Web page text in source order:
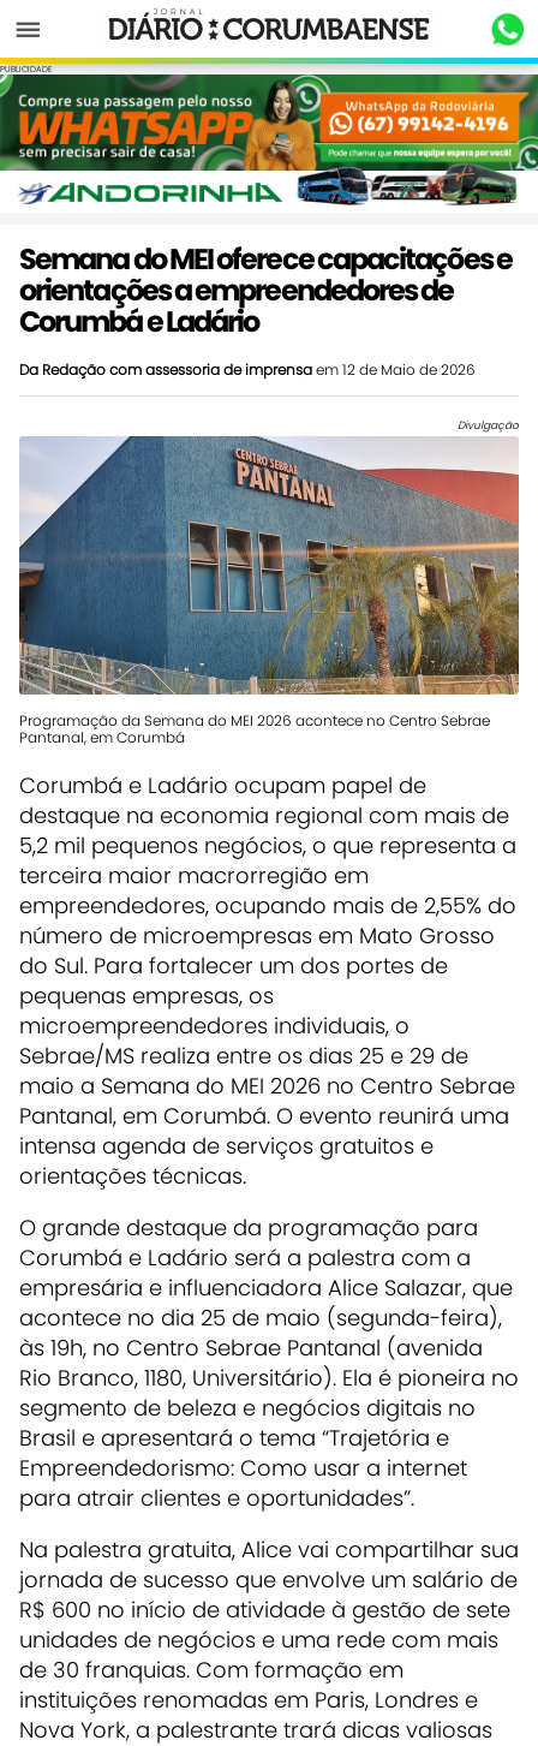
Menu
PUBLICIDADE
Semana do MEI oferece capacitações e
orientações a empreendedores de
Corumbá e Ladário
Da Redação com assessoria de imprensaem 12 de Maio de 2026
Divulgação
Programação da Semana do MEI 2026 acontece no Centro Sebrae
Pantanal, em Corumbá
Corumbá e Ladário ocupam papel de
destaque na economia regional com mais de
5,2 mil pequenos negócios, o que representa a
terceira maior macrorregião em
empreendedores, ocupando mais de 2,55% do
número de microempresas em Mato Grosso
do Sul. Para fortalecer um dos portes de
pequenas empresas, os
microempreendedores individuais, o
Sebrae/MS realiza entre os dias 25 e 29 de
maio a Semana do MEI 2026 no Centro Sebrae
Pantanal, em Corumbá. O evento reunirá uma
intensa agenda de serviços gratuitos e
orientações técnicas.
O grande destaque da programação para
Corumbá e Ladário será a palestra com a
empresária e influenciadora Alice Salazar, que
acontece no dia 25 de maio (segunda-feira),
às 19h, no Centro Sebrae Pantanal (avenida
Rio Branco, 1180, Universitário). Ela é pioneira no
segmento de beleza e negócios digitais no
Brasil e apresentará o tema “Trajetória e
Empreendedorismo: Como usar a internet
para atrair clientes e oportunidades”.
Na palestra gratuita, Alice vai compartilhar sua
jornada de sucesso que envolve um salário de
R$ 600 no início de atividade à gestão de sete
unidades de negócios e uma rede com mais
de 30 franquias. Com formação em
instituições renomadas em Paris, Londres e
Nova York, a palestrante trará dicas valiosas